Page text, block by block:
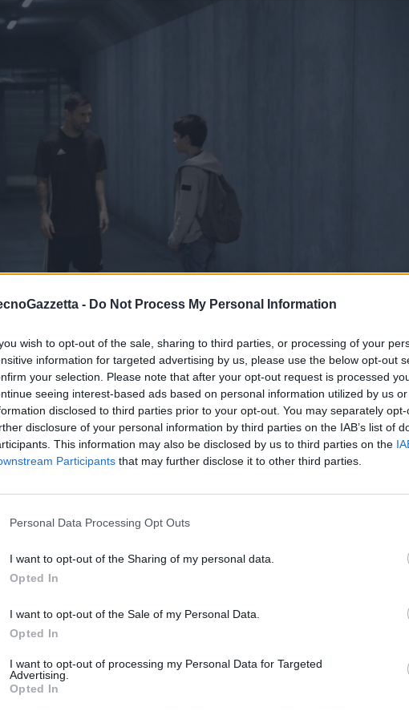
- Do Not Process My Personal Information
wish to opt-out of the sale, sharing to third parties, or processing of your
information for targeted advertising by us, please use the below opt-out
your selection. Please note that after your opt-out request is processed
seeing interest-based ads based on personal information utilized by us
disclosed to third parties prior to your opt-out. You may separately
disclosure of your personal information by third parties on the IAB’s list of
This information may also be disclosed by us to third parties on the
Participants that may further disclose it to other third parties.
Personal Data Processing Opt Outs
I want to opt-out of the Sharing of my personal data.
Opted In
I want to opt-out of the Sale of my Personal Data.
Opted In
I want to opt-out of processing my Personal Data for Targeted
Advertising.
Opted In
sette europei su dieci (pari al 69%) hanno visto una partita di calcio dal vivo nel
persona. Lo stessospostarsi per andare a vedere una partitaè
dati emerge infatti che ben al 50% dei tifosi è mancata la straordinaria
che la popolarità del calcio aumenterà ulteriormente nel corso di quest’anno.
si confermi il re degli sport per popolarità tra gli italiani nelle previsioni per
a vederlo dal vivo.